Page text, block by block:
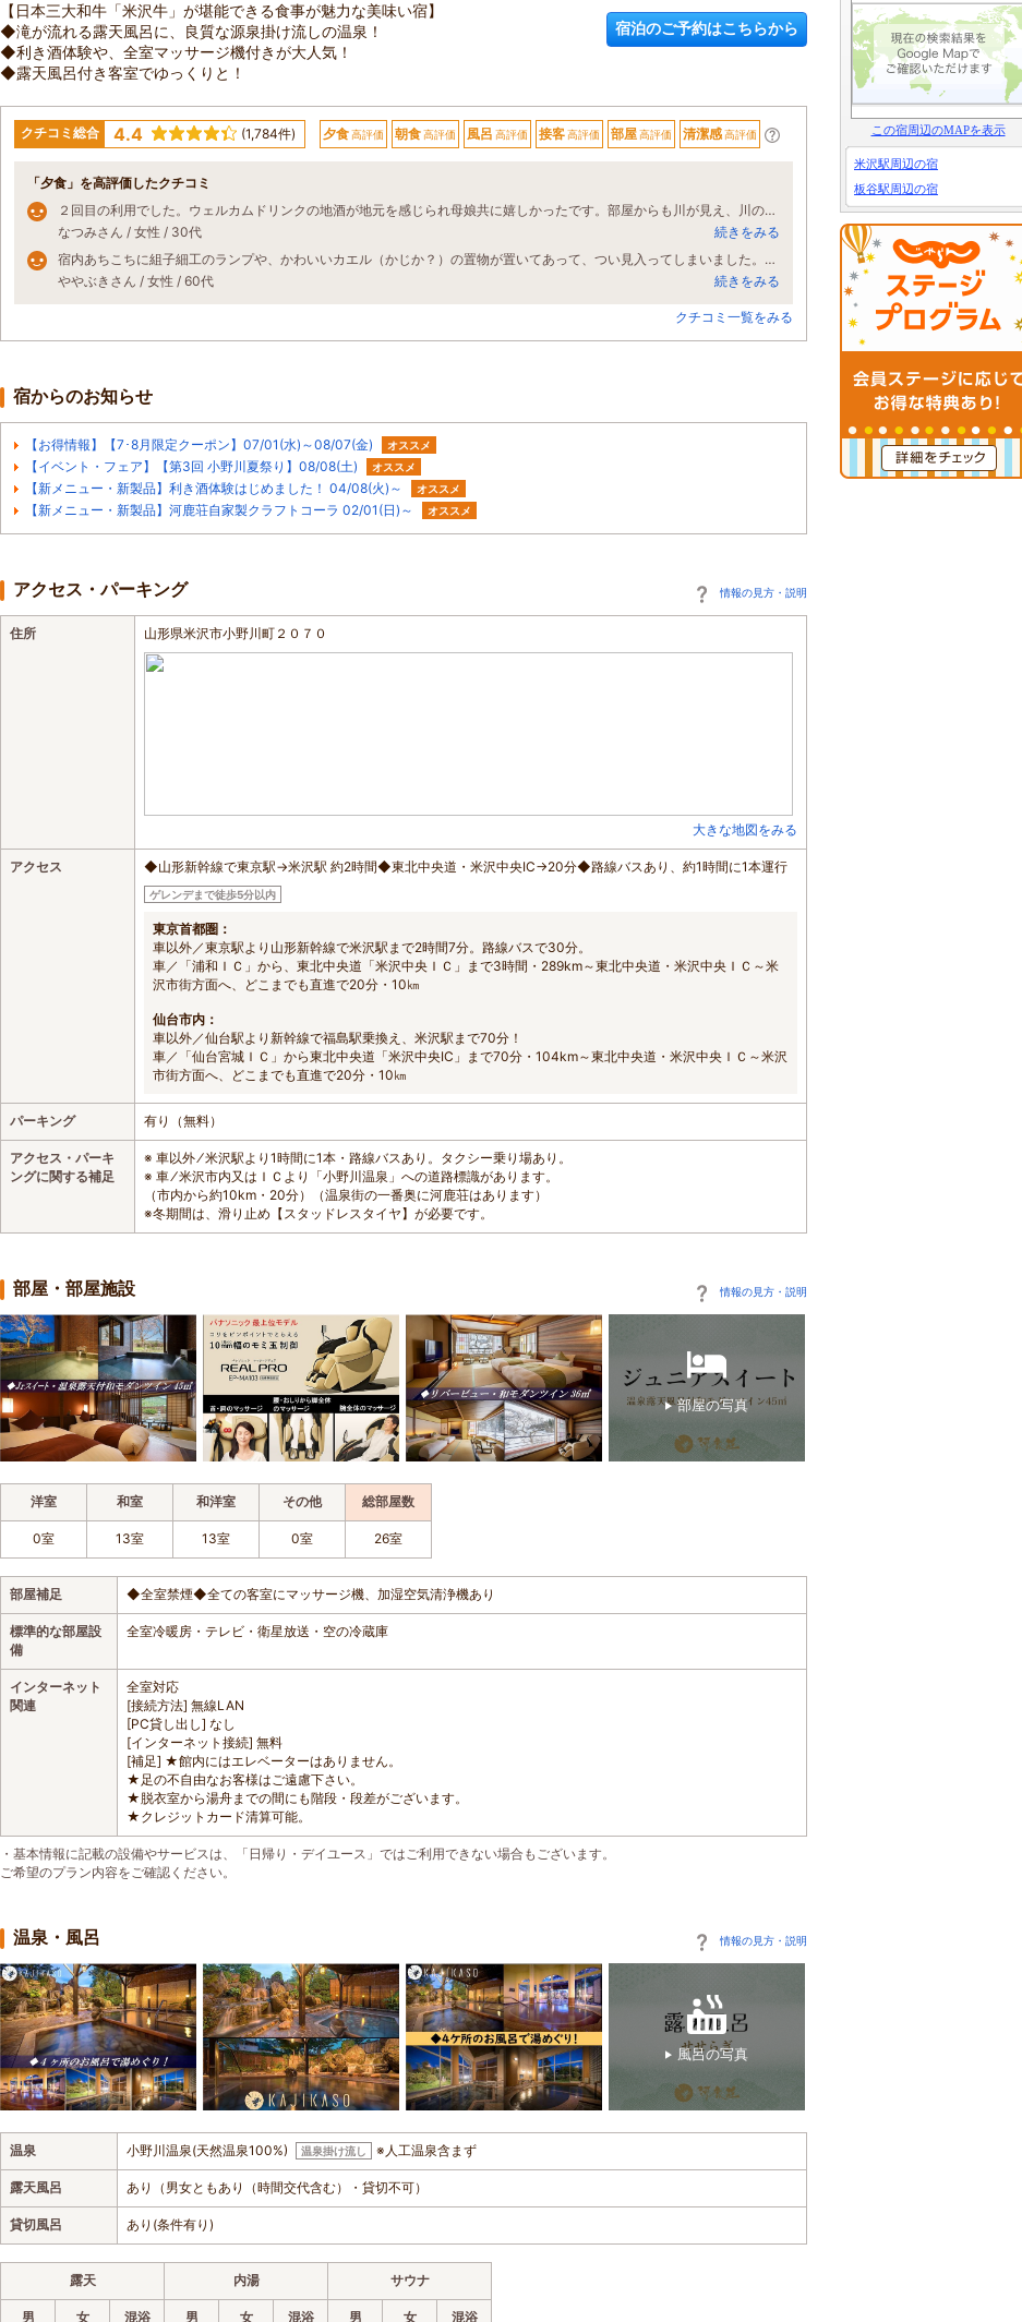
【日本三大和牛「米沢牛」が堪能できる食事が魅力な美味い宿】
◆滝が流れる露天風呂に、良質な源泉掛け流しの温泉！
◆利き酒体験や、全室マッサージ機付きが大人気！
◆露天風呂付き客室でゆっくりと！
宿泊のご予約はこちらから
クチコミ総合 4.4 (1,784件) 夕食高評価 朝食高評価 風呂 高評価 接客高評価 部屋高評価 清潔感高評価
「夕食」を高評価したクチコミ
２回目の利用でした。ウェルカムドリンクの地酒が地元を感じられ母娘共に嬉しかったです。部屋からも川が見え、川の音も癒されました。部屋に備え付けてあったマッサージチェアもとても気持ちが良く、最高の贅沢旅になりました。
なつみさん / 女性 / 30代
続きをみる
宿内あちこちに組子細工のランプや、かわいいカエル（かじか？）の置物が置いてあって、つい見入ってしまいました。おもてなしも食事も温泉も大満足。ほたる祭りは雨模様でしたが数頭見ることが出来ました。
ややぶきさん / 女性 / 60代
続きをみる
クチコミ一覧をみる
宿からのお知らせ
【お得情報】【7･8月限定クーポン】07/01(水)～08/07(金) オススメ
【イベント・フェア】【第3回 小野川夏祭り】08/08(土) オススメ
【新メニュー・新製品】利き酒体験はじめました！ 04/08(火)～ オススメ
【新メニュー・新製品】河鹿荘自家製クラフトコーラ 02/01(日)～ オススメ
アクセス・パーキング 情報の見方・説明
住所 山形県米沢市小野川町２０７０
大きな地図をみる
アクセス ◆山形新幹線で東京駅→米沢駅 約2時間◆東北中央道・米沢中央IC→20分◆路線バスあり、約1時間に1本運行
ゲレンデまで徒歩5分以内
東京首都圏：
車以外／東京駅より山形新幹線で米沢駅まで2時間7分。路線バスで30分。
車／「浦和ＩＣ」から、東北中央道「米沢中央ＩＣ」まで3時間・289km～東北中央道・米沢中央ＩＣ～米
沢市街方面へ、どこまでも直進で20分・10㎞
仙台市内：
車以外／仙台駅より新幹線で福島駅乗換え、米沢駅まで70分！
車／「仙台宮城ＩＣ」から東北中央道「米沢中央IC」まで70分・104km～東北中央道・米沢中央ＩＣ～米沢
市街方面へ、どこまでも直進で20分・10㎞
パーキング 有り（無料）
アクセス・パーキ
ングに関する補足
※ 車以外 ⁄ 米沢駅より1時間に1本・路線バスあり。タクシー乗り場あり。
※ 車 ⁄ 米沢市内又はＩＣより「小野川温泉」への道路標識があります。
（市内から約10km・20分）（温泉街の一番奥に河鹿荘はあります）
※冬期間は、滑り止め【スタッドレスタイヤ】が必要です。
部屋・部屋施設 情報の見方・説明
部屋の写真
洋室 和室 和洋室 その他 総部屋数
0室 13室 13室 0室 26室
部屋補足 ◆全室禁煙◆全ての客室にマッサージ機、加湿空気清浄機あり
標準的な部屋設
備
全室冷暖房・テレビ・衛星放送・空の冷蔵庫
インターネット
関連
全室対応
[接続方法] 無線LAN
[PC貸し出し] なし
[インターネット接続] 無料
[補足] ★館内にはエレベーターはありません。
★足の不自由なお客様はご遠慮下さい。
★脱衣室から湯舟までの間にも階段・段差がございます。
★クレジットカード清算可能。
・基本情報に記載の設備やサービスは、「日帰り・デイユース」ではご利用できない場合もございます。
ご希望のプラン内容をご確認ください。
温泉・風呂 情報の見方・説明
風呂の写真
温泉 小野川温泉(天然温泉100%) 温泉掛け流し ※人工温泉含まず
露天風呂 あり（男女ともあり（時間交代含む）・貸切不可）
貸切風呂 あり(条件有り)
露天 内湯 サウナ
男 女 混浴 男 女 混浴 男 女 混浴
この宿周辺のMAPを表示
米沢駅周辺の宿
板谷駅周辺の宿